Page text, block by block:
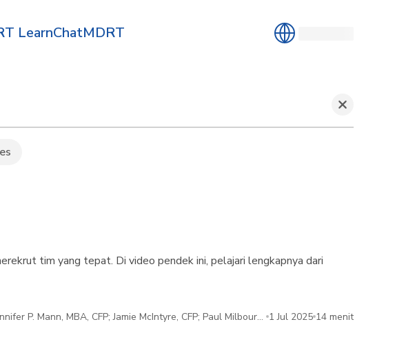
LearnChatMDRT
tim yang tepat. Di video pendek ini, pelajari lengkapnya dari
P. Mann, MBA, CFP; Jamie McIntyre, CFP; Paul Milbourn
Wallingford, RICP, ChFC
1 Jul 2025 14 menit